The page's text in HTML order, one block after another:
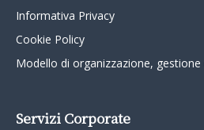
Informativa Privacy
Cookie Policy
Modello di organizzazione,
Servizi Corporate